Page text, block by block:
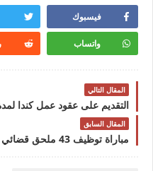
فيسبوك
واتساب
المقال التالي
المقال السابق